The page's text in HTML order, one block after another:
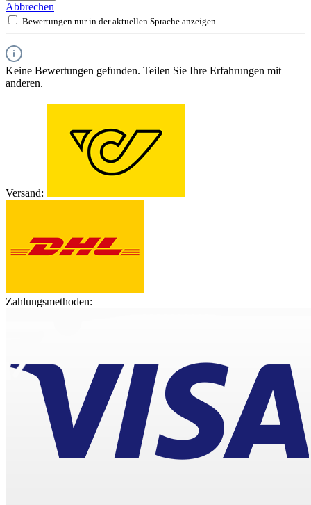
Abbrechen
Bewertungen nur in der aktuellen Sprache anzeigen.
Keine Bewertungen gefunden. Teilen Sie Ihre Erfahrungen mit
anderen.
Versand:
Zahlungsmethoden: